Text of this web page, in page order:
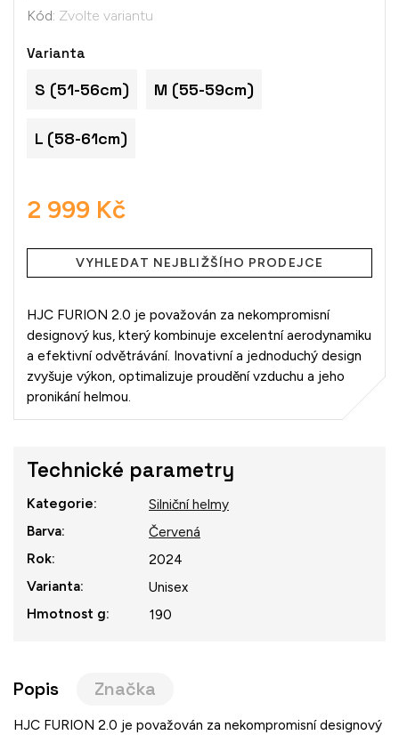
Kód: Zvolte variantu
2 999 Kč
cena:
VYHLEDAT NEJBLIŽŠÍHO PRODEJCE
Varianta
S (51-56cm) M (55-59cm)
L (58-61cm)
HJC FURION 2.0 je považován za nekompromisní
designový kus, který kombinuje excelentní aerodynamiku
a efektivní odvětrávání. Inovativní a jednoduchý design
zvyšuje výkon, optimalizuje proudění vzduchu a jeho
pronikání helmou.
Technické parametry
Kategorie:
Silniční helmy
Barva:
Červená
Rok:
2024
Varianta:
Unisex
Hmotnost g: 190
Popis Značka
HJC FURION 2.0 je považován za nekompromisní designový